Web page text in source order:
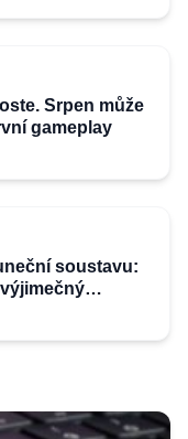
Srpen může
gameplay
soustavu: